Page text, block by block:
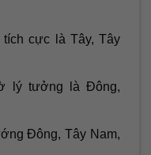
cực là Tây, Tây
lý tưởng là Đông,
Đông, Tây Nam,